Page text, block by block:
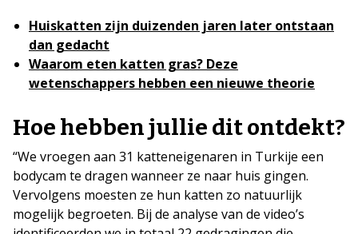
Huiskatten zijn duizenden jaren later ontstaan
dan gedacht
Waarom eten katten gras? Deze
wetenschappers hebben een nieuwe theorie
Hoe hebben jullie dit ontdekt?
“We vroegen aan 31 katteneigenaren in Turkije een
bodycam te dragen wanneer ze naar huis gingen.
Vervolgens moesten ze hun katten zo natuurlijk
mogelijk begroeten. Bij de analyse van de video’s